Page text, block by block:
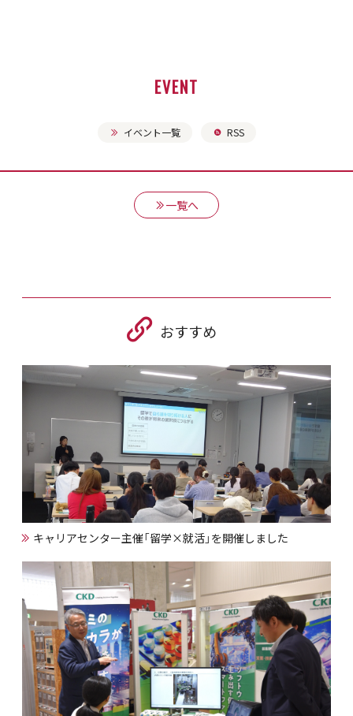
EVENT
イベント一覧 RSS
一覧へ
おすすめ
キャリアセンター主催「留学×就活」を開催しました